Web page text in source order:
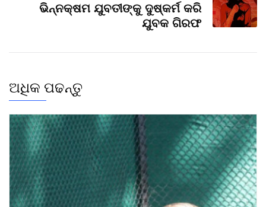
ଭିନ୍ନକ୍ଷମ ଯୁବତୀଙ୍କୁ ଦୁଷ୍କର୍ମ କରି
ଯୁବକ ଗିରଫ
ଅଧିକ ପଢନ୍ତୁ